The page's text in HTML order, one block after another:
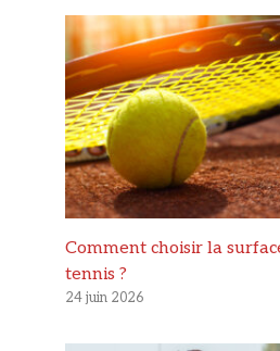
Comment choisir la
tennis ?
24 juin 2026